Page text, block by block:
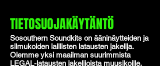
TIETOSUOJAKÄYTÄNTÖ
Sosouthern Soundkits on ääninäytteiden ja
silmukoiden laillisten latausten jakelija.
Olemme yksi maailman suurimmista
LEGAL-latausten jakelijoista muusikoille,